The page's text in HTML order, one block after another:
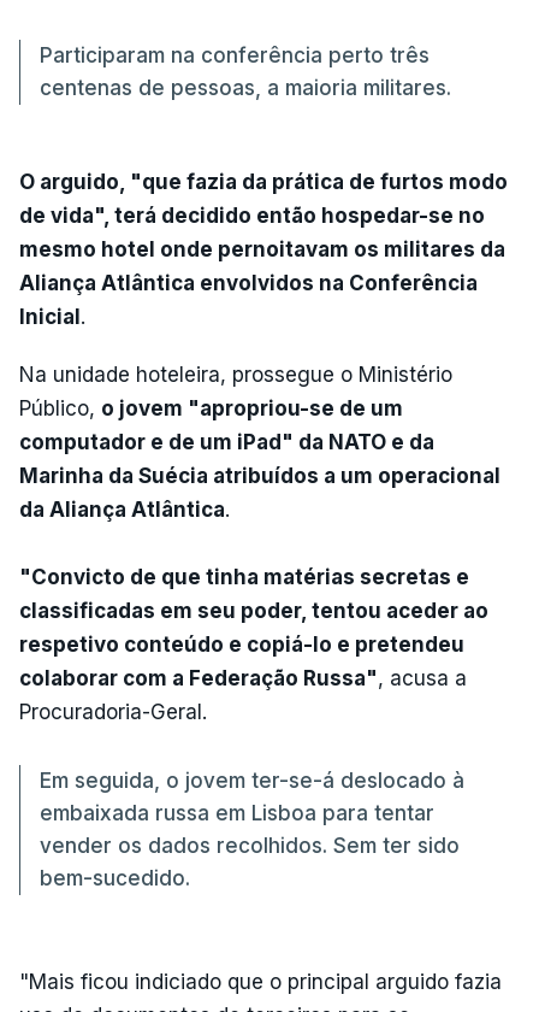
Participaram na conferência perto três
centenas de pessoas, a maioria militares.
O arguido, "que fazia da prática de furtos modo
de vida", terá decidido então hospedar-se no
mesmo hotel onde pernoitavam os militares da
Aliança Atlântica envolvidos na Conferência
Inicial.
Na unidade hoteleira, prossegue o Ministério
Público, o jovem "apropriou-se de um
computador e de um iPad" da NATO e da
Marinha da Suécia atribuídos a um operacional
da Aliança Atlântica.
"Convicto de que tinha matérias secretas e
classificadas em seu poder, tentou aceder ao
respetivo conteúdo e copiá-lo e pretendeu
colaborar com a Federação Russa", acusa a
Procuradoria-Geral.
Em seguida, o jovem ter-se-á deslocado à
embaixada russa em Lisboa para tentar
vender os dados recolhidos. Sem ter sido
bem-sucedido.
"Mais ficou indiciado que o principal arguido fazia